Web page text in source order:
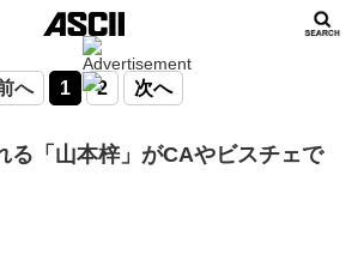
へ 1 2 次へ
る「山本梓」がCAやビスチェで